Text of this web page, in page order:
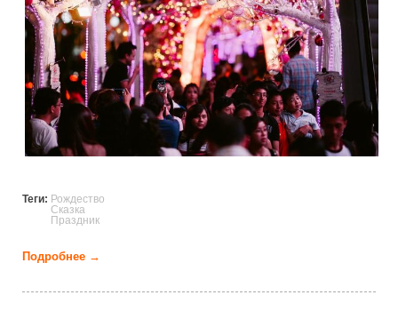
Теги: Рождество
Сказка
Праздник
Подробнее →